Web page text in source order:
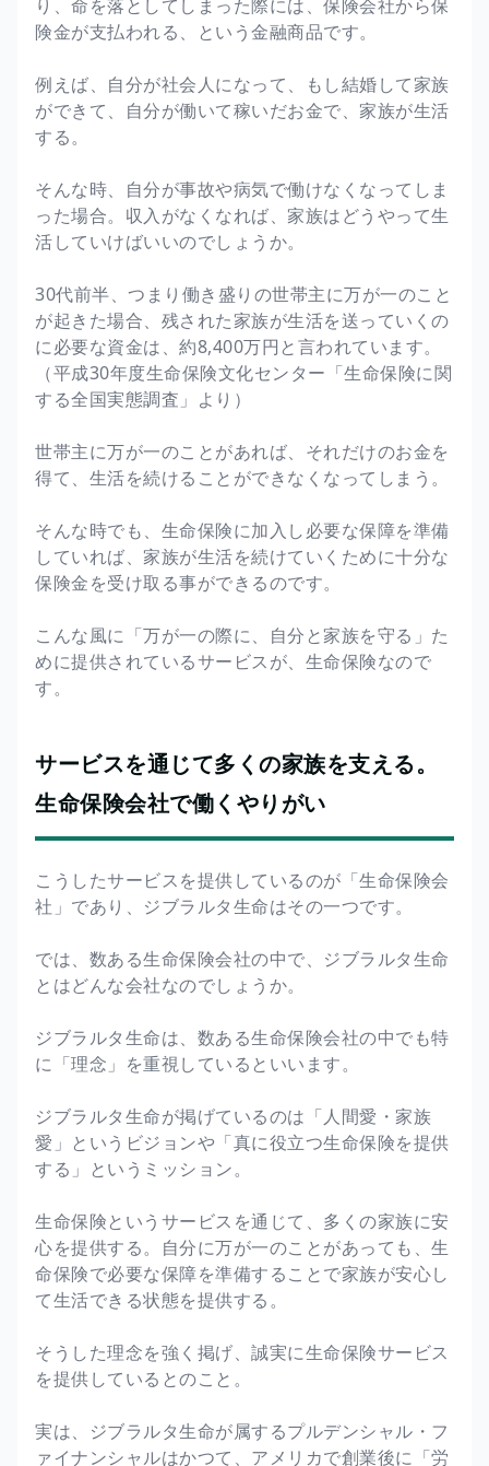
り、命を落としてしまった際には、保険会社から保
険金が支払われる、という金融商品です。
例えば、自分が社会人になって、もし結婚して家族
ができて、自分が働いて稼いだお金で、家族が生活
する。
そんな時、自分が事故や病気で働けなくなってしま
った場合。収入がなくなれば、家族はどうやって生
活していけばいいのでしょうか。
30代前半、つまり働き盛りの世帯主に万が一のこと
が起きた場合、残された家族が生活を送っていくの
に必要な資金は、約8,400万円と言われています。
（平成30年度生命保険文化センター「生命保険に関
する全国実態調査」より）
世帯主に万が一のことがあれば、それだけのお金を
得て、生活を続けることができなくなってしまう。
そんな時でも、生命保険に加入し必要な保障を準備
していれば、家族が生活を続けていくために十分な
保険金を受け取る事ができるのです。
こんな風に「万が一の際に、自分と家族を守る」た
めに提供されているサービスが、生命保険なので
す。
サービスを通じて多くの家族を支える。
生命保険会社で働くやりがい
こうしたサービスを提供しているのが「生命保険会
社」であり、ジブラルタ生命はその一つです。
では、数ある生命保険会社の中で、ジブラルタ生命
とはどんな会社なのでしょうか。
ジブラルタ生命は、数ある生命保険会社の中でも特
に「理念」を重視しているといいます。
ジブラルタ生命が掲げているのは「人間愛・家族
愛」というビジョンや「真に役立つ生命保険を提供
する」というミッション。
生命保険というサービスを通じて、多くの家族に安
心を提供する。自分に万が一のことがあっても、生
命保険で必要な保障を準備することで家族が安心し
て生活できる状態を提供する。
そうした理念を強く掲げ、誠実に生命保険サービス
を提供しているとのこと。
実は、ジブラルタ生命が属するプルデンシャル・フ
ァイナンシャルはかつて、アメリカで創業後に「労